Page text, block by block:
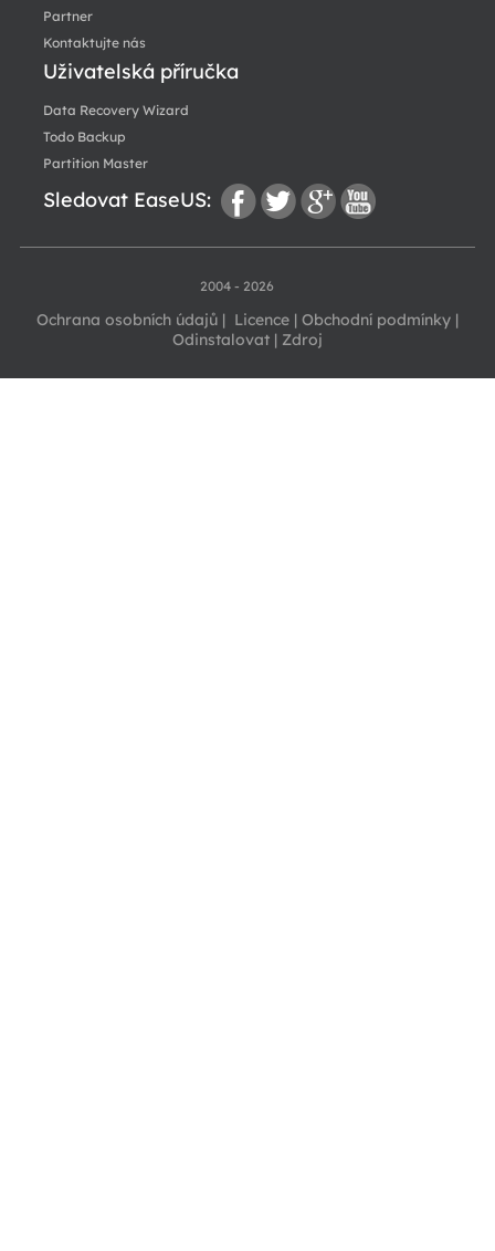
Partner
Kontaktujte nás
Uživatelská příručka
Data Recovery Wizard
Todo Backup
Partition Master
Sledovat EaseUS:
fac
eb
twi
tter
go
ogl
you
tub
2004 - 2026
Ochrana osobních údajů | Licence | Obchodní podmínky |
Odinstalovat | Zdroj